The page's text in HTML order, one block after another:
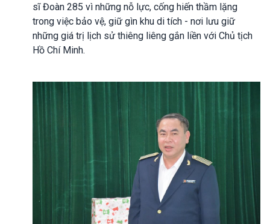
sĩ Đoàn 285 vì những nỗ lực, cống hiến thầm lặng
trong việc bảo vệ, giữ gìn khu di tích - nơi lưu giữ
những giá trị lịch sử thiêng liêng gắn liền với Chủ tịch
Hồ Chí Minh.